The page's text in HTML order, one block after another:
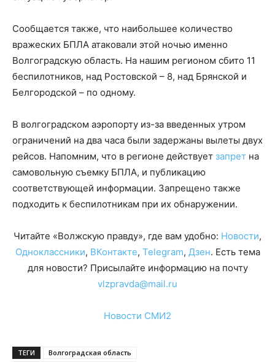
Сообщается также, что наибольшее количество
вражеских БПЛА атаковали этой ночью именно
Волгоградскую область. На нашим регионом сбито 11
беспилотников, над Ростовской – 8, над Брянской и
Белгородской – по одному.
В волгоградском аэропорту из-за введенных утром
ограничений на два часа были задержаны вылеты двух
рейсов. Напомним, что в регионе действует запрет на
самовольную съемку БПЛА, и публикацию
соответствующей информации. Запрещено также
подходить к беспилотникам при их обнаружении.
Читайте «Волжскую правду», где вам удобно: Новости,
Одноклассники, ВКонтакте, Telegram, Дзен. Есть тема
для новости? Присылайте информацию на почту
vlzpravda@mail.ru
Новости СМИ2
ТЕГИ
Волгоградская область